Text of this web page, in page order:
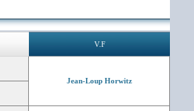
V.F
Jean-Loup Horwitz